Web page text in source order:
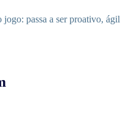
passa a ser proativo, ágil